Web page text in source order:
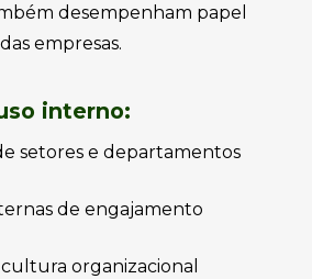
desempenham papel
empresas.
interno:
setores e departamentos
de engajamento
organizacional